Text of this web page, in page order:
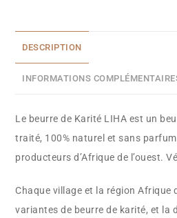
e
m
i
l
a
d
r
DESCRIPTION
INFORMATIONS
Le beurre de Karité LIHA est un
traité, 100% naturel et sans
producteurs d’Afrique de l’ouest.
Chaque village et la région Afrique
variantes de beurre de karité, et la